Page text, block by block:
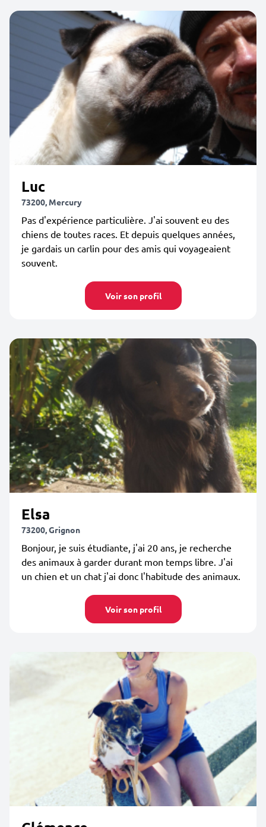
Luc
73200, Mercury
Pas d'expérience particulière. J'ai souvent eu des
chiens de toutes races. Et depuis quelques années,
je gardais un carlin pour des amis qui voyageaient
souvent.
Voir son profil
Elsa
73200, Grignon
Bonjour, je suis étudiante, j'ai 20 ans, je recherche
des animaux à garder durant mon temps libre. J'ai
un chien et un chat j'ai donc l'habitude des animaux.
Voir son profil